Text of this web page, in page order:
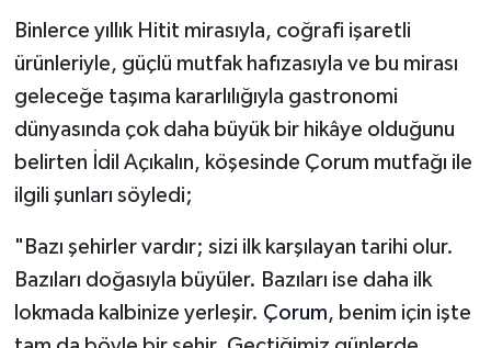
Binlerce yıllık Hitit mirasıyla, coğrafi işaretli
ürünleriyle, güçlü mutfak hafızasıyla ve bu mirası
geleceğe taşıma kararlılığıyla gastronomi
dünyasında çok daha büyük bir hikâye olduğunu
belirten İdil Açıkalın, köşesinde Çorum mutfağı ile
ilgili şunları söyledi;
"Bazı şehirler vardır; sizi ilk karşılayan tarihi olur.
Bazıları doğasıyla büyüler. Bazıları ise daha ilk
lokmada kalbinize yerleşir. Çorum, benim için işte